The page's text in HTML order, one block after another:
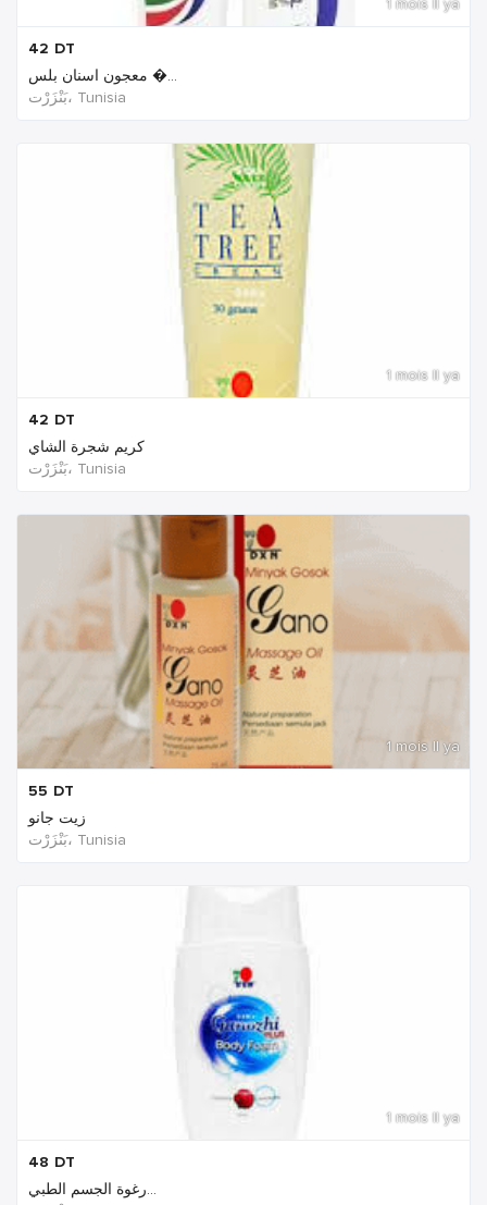
1 mois Il ya
42 DT
معجون اسنان بلس �...
بَنْزَرْت‎، Tunisia
1 mois Il ya
42 DT
كريم شجرة الشاي
بَنْزَرْت‎، Tunisia
1 mois Il ya
55 DT
زيت جانو
بَنْزَرْت‎، Tunisia
1 mois Il ya
48 DT
رغوة الجسم الطبي...